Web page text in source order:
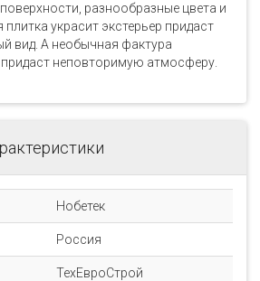
разнообразные цвета и
плитка украсит экстерьер придаст
вид. А необычная фактура
придаст неповторимую атмосферу.
Нобетек
Россия
ТехЕвроСтрой